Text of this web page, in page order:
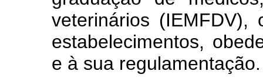
veterinários (IEMFDV),
estabelecimentos,
e à sua